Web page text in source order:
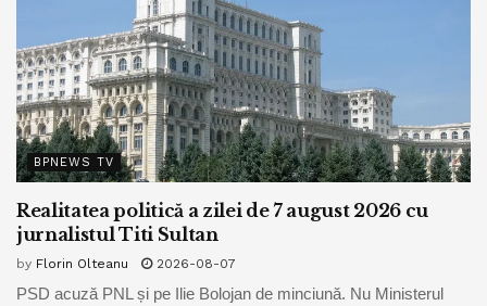
BPNEWS TV
Realitatea politică a zilei de 7 august 2026 cu
jurnalistul Titi Sultan
by Florin Olteanu 2026-08-07
PSD acuză PNL și pe Ilie Bolojan de minciună. Nu Ministerul